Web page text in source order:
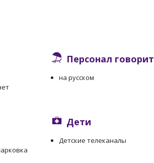
Персонал говорит
на русском
Дети
Детские телеканалы